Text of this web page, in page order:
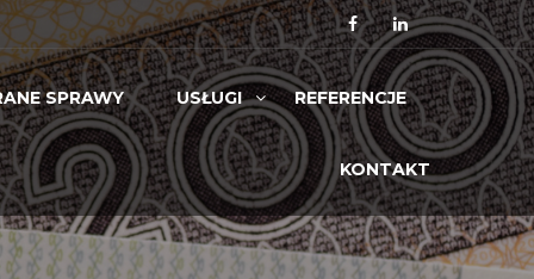
SPRAWY USŁUGI REFERENCJE
KONTAKT